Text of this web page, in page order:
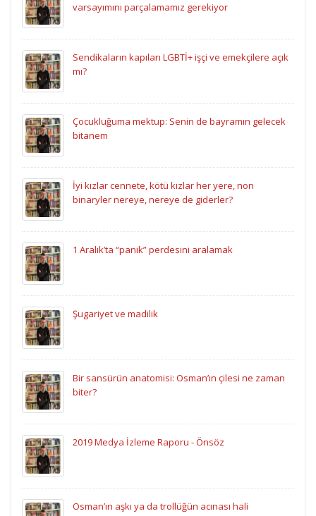
varsayımını parçalamamız gerekiyor
Sendikaların kapıları LGBTİ+ işçi ve emekçilere açık
mı?
Çocukluğuma mektup: Senin de bayramın gelecek
bitanem
İyi kızlar cennete, kötü kızlar her yere, non
binaryler nereye, nereye de giderler?
1 Aralık’ta “panik” perdesini aralamak
Şugariyet ve madilik
Bir sansürün anatomisi: Osman’ın çilesi ne zaman
biter?
2019 Medya İzleme Raporu - Önsöz
Osman’ın aşkı ya da trollüğün acınası hali